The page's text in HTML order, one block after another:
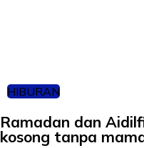
HIBURAN
Ramadan dan
kosong tanpa